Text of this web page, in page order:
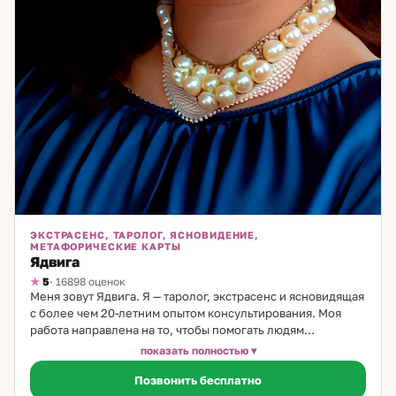
ЭКСТРАСЕНС, ТАРОЛОГ, ЯСНОВИДЕНИЕ,
МЕТАФОРИЧЕСКИЕ КАРТЫ
Ядвига
5· 16898 оценок
Меня зовут Ядвига. Я — таролог, экстрасенс и ясновидящая
с более чем 20-летним опытом консультирования. Моя
работа направлена на то, чтобы помогать людям
разобраться в сложных жизненных ситуациях, особенно
тех, что касаются личных отношений и выбора пути. В
своей практике я использую классические карты Таро,
показать полностью
Позвонить бесплатно